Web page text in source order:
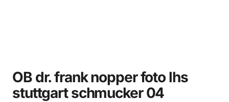
OB dr. frank nopper foto lhs
stuttgart schmucker 04